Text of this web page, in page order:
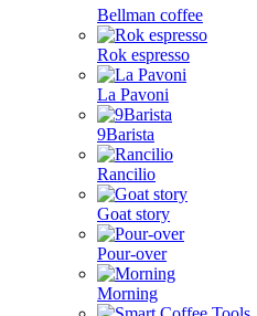
Bellman coffee
Rok espresso
La Pavoni
9Barista
Rancilio
Goat story
Pour-over
Morning